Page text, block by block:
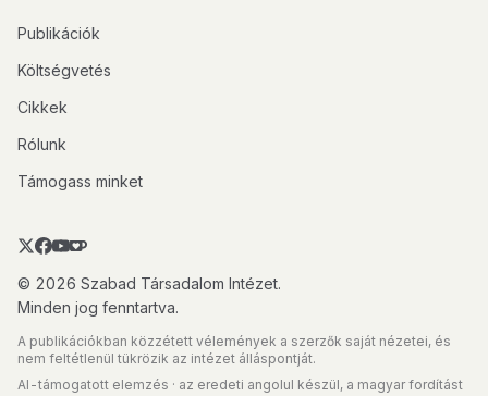
Publikációk
Költségvetés
Cikkek
Rólunk
Támogass minket
© 2026 Szabad Társadalom Intézet.
Minden jog fenntartva.
A publikációkban közzétett vélemények a szerzők saját nézetei, és
nem feltétlenül tükrözik az intézet álláspontját.
AI-támogatott elemzés · az eredeti angolul készül, a magyar fordítást